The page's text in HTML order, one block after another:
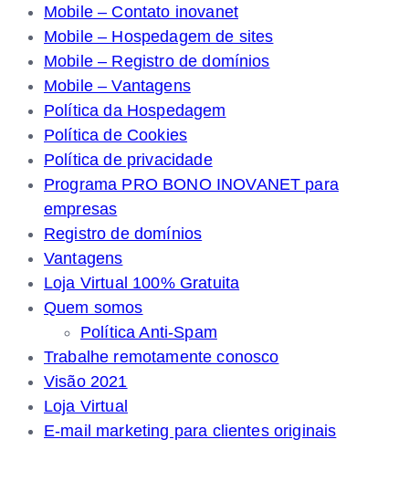
Mobile – Contato inovanet
Mobile – Hospedagem de sites
Mobile – Registro de domínios
Mobile – Vantagens
Política da Hospedagem
Política de Cookies
Política de privacidade
Programa PRO BONO INOVANET para
empresas
Registro de domínios
Vantagens
Loja Virtual 100% Gratuita
Quem somos
Política Anti-Spam
Trabalhe remotamente conosco
Visão 2021
Loja Virtual
E-mail marketing para clientes originais